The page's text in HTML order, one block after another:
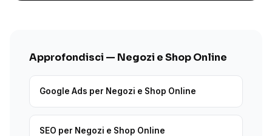
Approfondisci — Negozi e Shop Online
Google Ads per Negozi e Shop Online
SEO per Negozi e Shop Online